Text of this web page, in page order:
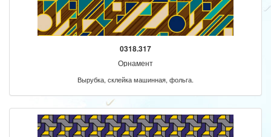
0318.317
Орнамент
Вырубка, склейка машинная, фольга.